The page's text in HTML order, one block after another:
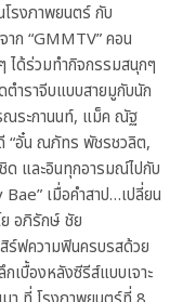
รงภาพยนตร์ กับ
ก “GMMTV” คอน
ได้ร่วมทำกิจกรรมสนุกๆ
ำราจีบแบบสายมูกับนัก
ณระกานนท์, แม็ค ณัฐ
“อั๋น ณภัทร พัชรชวลิต,
และอินทุกอารมณ์ไปกับ
เมื่อคำสาป…เปลี่ยน
ย อภิรักษ์ ชัย
ร์ฟความฟินครบรสด้วย
เบื้องหลังซีรีส์แบบเจาะ